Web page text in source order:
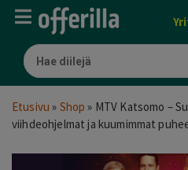
Etusivu » Shop » MTV Katsomo –
viihdeohjelmat ja kuumimmat